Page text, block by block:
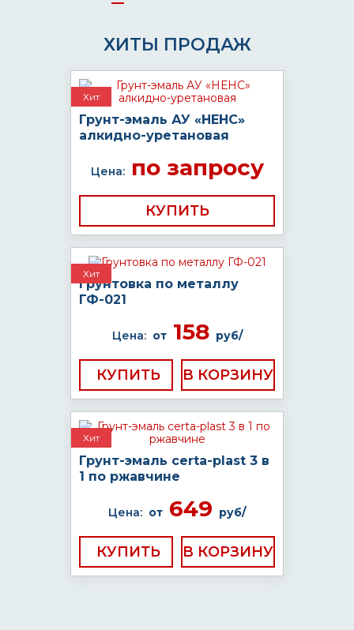
ХИТЫ ПРОДАЖ
Хит
Грунт-эмаль АУ «НЕНС»
алкидно-уретановая
Цена:по запросу
КУПИТЬ
Хит
Грунтовка по металлу
ГФ-021
Цена: от158 руб/
КУПИТЬ
Хит
Грунт-эмаль certa-plast 3 в
1 по ржавчине
Цена: от 649 руб/
КУПИТЬ